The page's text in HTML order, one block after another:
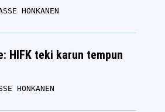
HONKANEN
HIFK teki karun tempun
HONKANEN